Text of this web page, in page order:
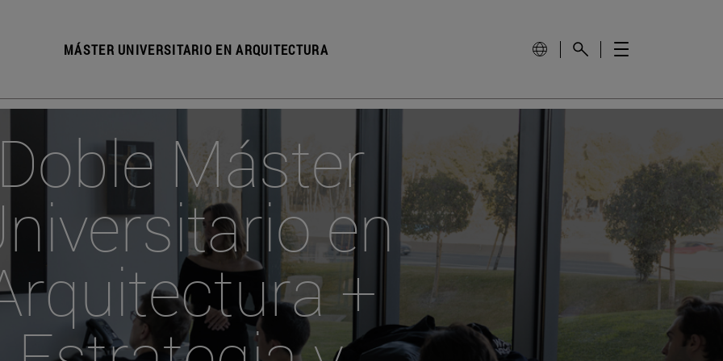
MÁSTER UNIVERSITARIO EN ARQUITECTURA
Máster
en
+